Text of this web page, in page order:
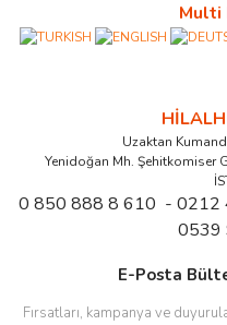
Multi
Uzaktan
Yenidoğan Mh. Şehitkomiser
0 850 888 8 610 - 0212
0539
E-Posta
Fırsatları, kampanya ve